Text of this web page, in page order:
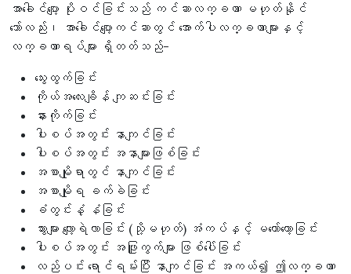
အာခေါင်ပျော့ ပိုးဝင်ခြင်းသည် ကင်ဆာလက္ခဏာ မဟုတ်နိုင်
သော်လည်း၊ အာခေါင်ပျော့ကင်ဆာတွင် အောက်ပါလက္ခဏာများနှင့်
လက္ခဏာရပ်များ ရှိတတ်သည်-
သွေးထွက်ခြင်း
ကိုယ်အလေးချိန် ကျဆင်းခြင်း
နားကိုက်ခြင်း
ပါးစပ်အတွင်း နာကျင်ခြင်း
ပါးစပ်အတွင်း အနာများဖြစ်ခြင်း
အစာမျိုရာတွင် နာကျင်ခြင်း
အစာမျိုရ ခက်ခဲခြင်း
ခံတွင်းနံ့ နံခြင်း
သွားများ လျော့ရဲလာခြင်း (သို့မဟုတ်) အံကပ်နှင့် မတော်တော့ခြင်း
ပါးစပ်အတွင်း အဖြူကွက်များ ဖြစ်ပေါ်ခြင်း
လည်ပင်း ရောင်ရမ်းပြီး နာကျင်ခြင်း အကယ်၍ ဤလက္ခဏာ